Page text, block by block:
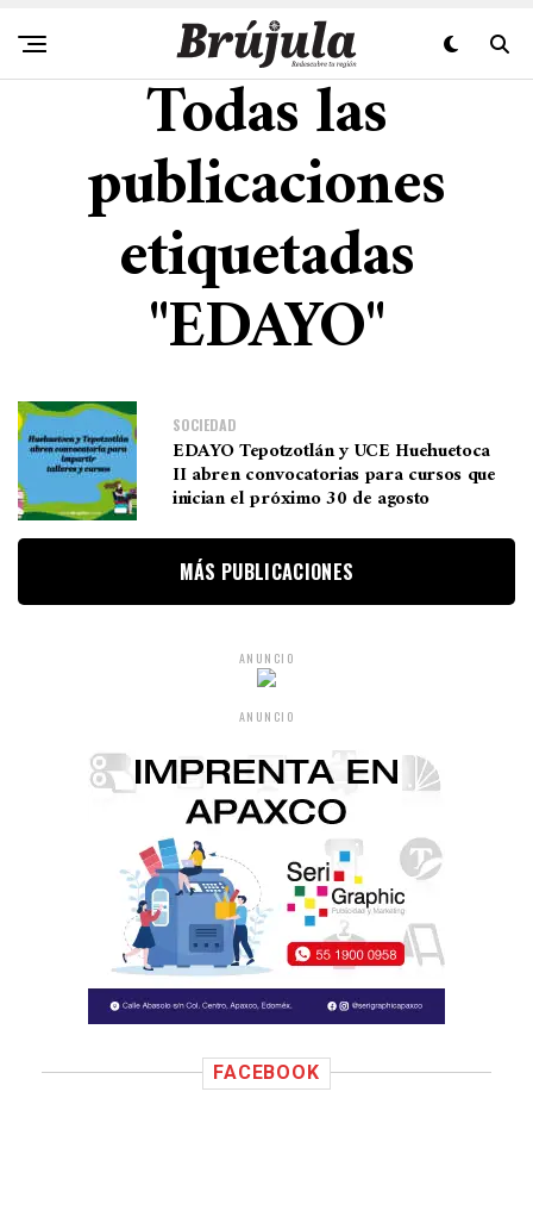
Todas las
publicaciones
etiquetadas
"EDAYO"
SOCIEDAD
EDAYO Tepotzotlán y UCE Huehuetoca
II abren convocatorias para cursos que
inician el próximo 30 de agosto
MÁS PUBLICACIONES
ANUNCIO
ANUNCIO
FACEBOOK